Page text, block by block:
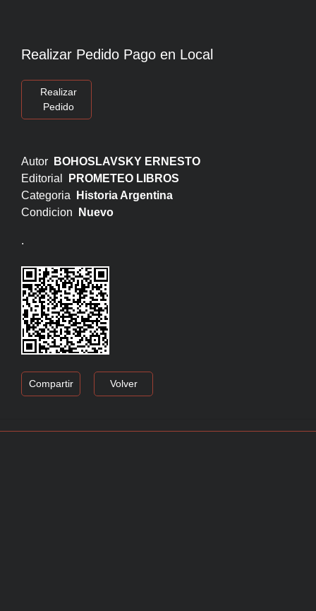
Realizar Pedido Pago en Local
Realizar
Pedido
Autor
BOHOSLAVSKY ERNESTO
Editorial
PROMETEO LIBROS
Categoria
Historia Argentina
Condicion
Nuevo
.
Compartir Volver